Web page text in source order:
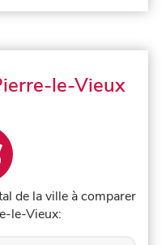
le-Vieux
de la ville à comparer
le-Vieux: